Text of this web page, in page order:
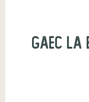
GAEC